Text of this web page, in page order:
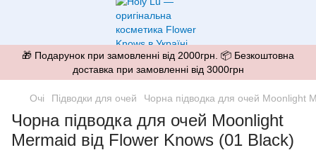
🎁 Подарунок при замовленні від 2000грн. 📦 Безкоштовна
доставка при замовленні від 3000грн
Очі Підводки для очей Чорна підводка для очей Moonlight
Чорна підводка для очей Moonlight
Mermaid від Flower Knows (01 Black)